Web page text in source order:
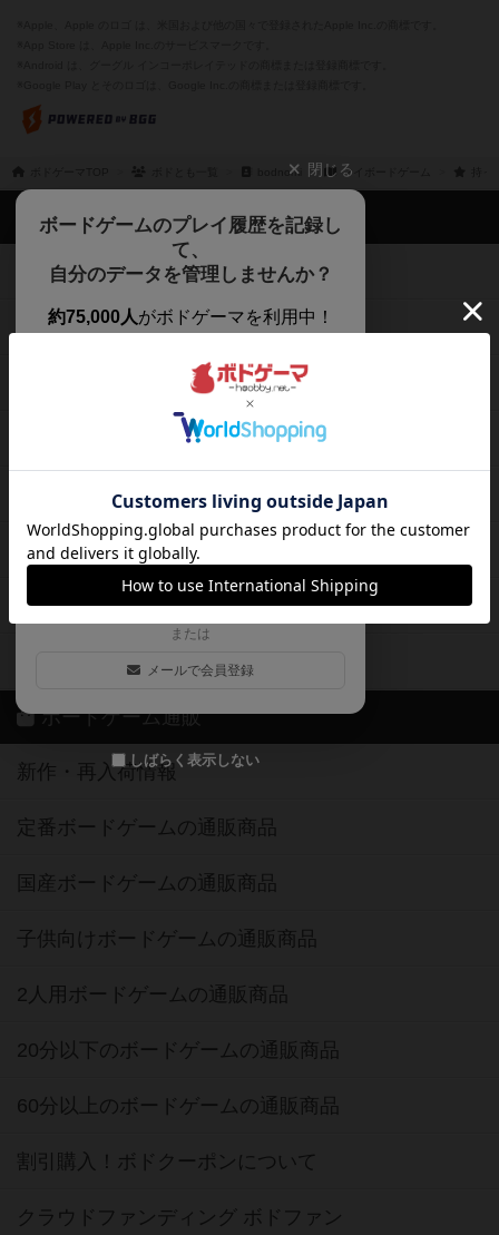
bodnomi マイボードゲーム
閉じる
ボードゲームのプレイ履歴を記録し
て、
自分のデータを管理しませんか？
約75,000人がボドゲーマを利用中！
遊んだボードゲームを記録する
気になるゲームのレビューを読む
お気に入り作品・所有リストの共
ログイン / 会員登録（10秒）
Google X
Apple Facebook
または
メールで会員登録
しばらく表示しない
ボドゲーマTOP
ボードゲームを検索する
ボードゲームの新着レビュー
ボードゲーム会情報
掲示板・トピックス
ボドとも・会員一覧
ボードゲーム業界コラム
ボドゲーマご利用案内
ボードゲーム通販
新作・再入荷情報
定番ボードゲームの通販商品
国産ボードゲームの通販商品
子供向けボードゲームの通販商品
2人用ボードゲームの通販商品
20分以下のボードゲームの通販商品
60分以上のボードゲームの通販商品
割引購入！ボドクーポンについて
クラウドファンディング ボドファン